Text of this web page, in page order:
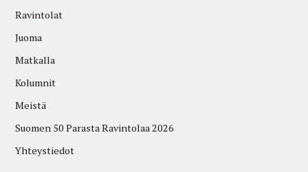
Ravintolat
Juoma
Matkalla
Kolumnit
Meistä
Suomen 50 Parasta Ravintolaa 2026
Yhteystiedot